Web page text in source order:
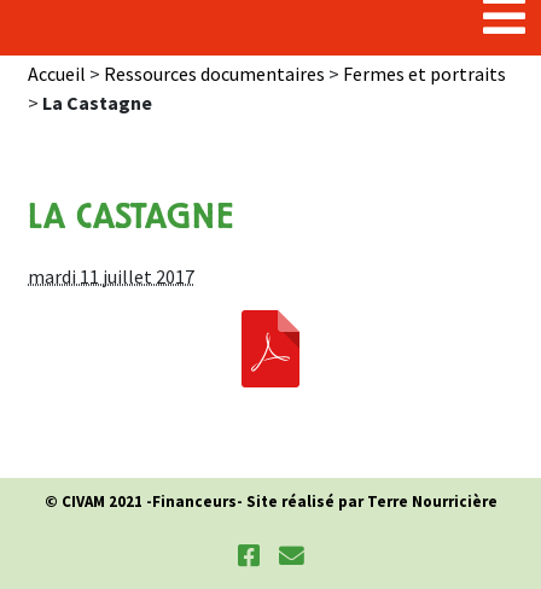
Accueil > Ressources documentaires > Fermes et portraits
> La Castagne
LA CASTAGNE
mardi 11 juillet 2017
© CIVAM 2021 -Financeurs- Site réalisé par Terre Nourricière